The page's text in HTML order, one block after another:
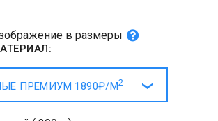
в размеры
ПРЕМИУМ 1890₽/М2